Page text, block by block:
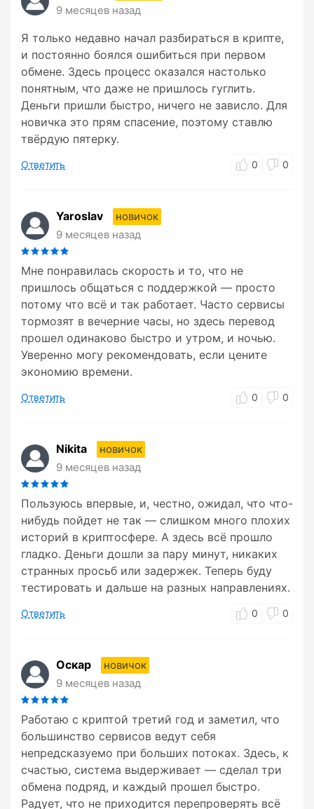
9 месяцев назад
Я только недавно начал разбираться в крипте,
и постоянно боялся ошибиться при первом
обмене. Здесь процесс оказался настолько
понятным, что даже не пришлось гуглить.
Деньги пришли быстро, ничего не зависло. Для
новичка это прям спасение, поэтому ставлю
твёрдую пятерку.
Ответить 0 0
Yaroslav
новичок
9 месяцев назад
Мне понравилась скорость и то, что не
пришлось общаться с поддержкой — просто
потому что всё и так работает. Часто сервисы
тормозят в вечерние часы, но здесь перевод
прошел одинаково быстро и утром, и ночью.
Уверенно могу рекомендовать, если цените
экономию времени.
Ответить 0 0
Nikita
новичок
9 месяцев назад
Пользуюсь впервые, и, честно, ожидал, что что-
нибудь пойдет не так — слишком много плохих
историй в криптосфере. А здесь всё прошло
гладко. Деньги дошли за пару минут, никаких
странных просьб или задержек. Теперь буду
тестировать и дальше на разных направлениях.
Ответить 0 0
Оскар
новичок
9 месяцев назад
Работаю с криптой третий год и заметил, что
большинство сервисов ведут себя
непредсказуемо при больших потоках. Здесь, к
счастью, система выдерживает — сделал три
обмена подряд, и каждый прошел быстро.
Радует, что не приходится перепроверять всё